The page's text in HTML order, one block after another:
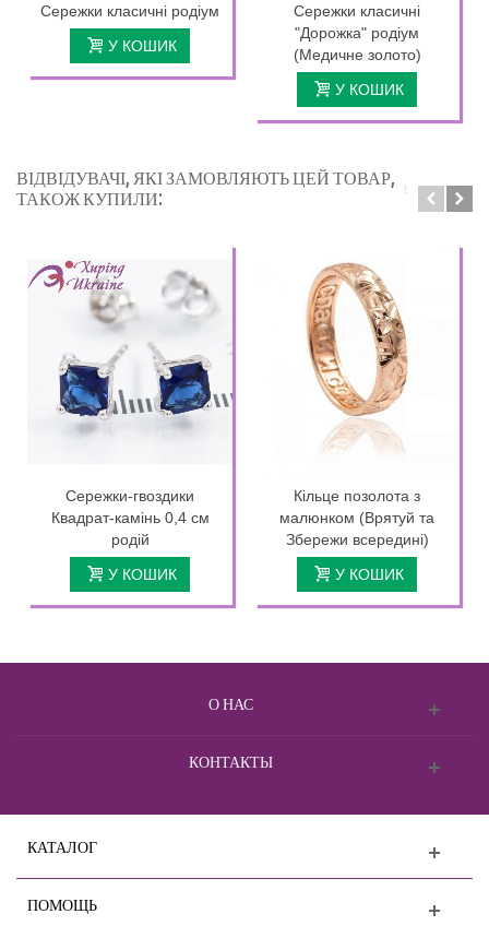
Сережки класичні родіум
У КОШИК
Сережки класичні
"Дорожка" родіум
(Медичне золото)
У КОШИК
ВІДВІДУВАЧІ, ЯКІ ЗАМОВЛЯЮТЬ ЦЕЙ ТОВАР,
ТАКОЖ КУПИЛИ:
Сережки-гвоздики
Квадрат-камінь 0,4 см
родій
У КОШИК
Кільце позолота з
малюнком (Врятуй та
Збережи всередині)
У КОШИК
О НАС
КОНТАКТЫ
КАТАЛОГ
ПОМОЩЬ